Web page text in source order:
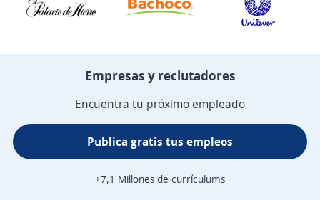
Empresas y reclutadores
Encuentra tu próximo empleado
Publica gratis tus empleos
+7,1 Millones de currículums